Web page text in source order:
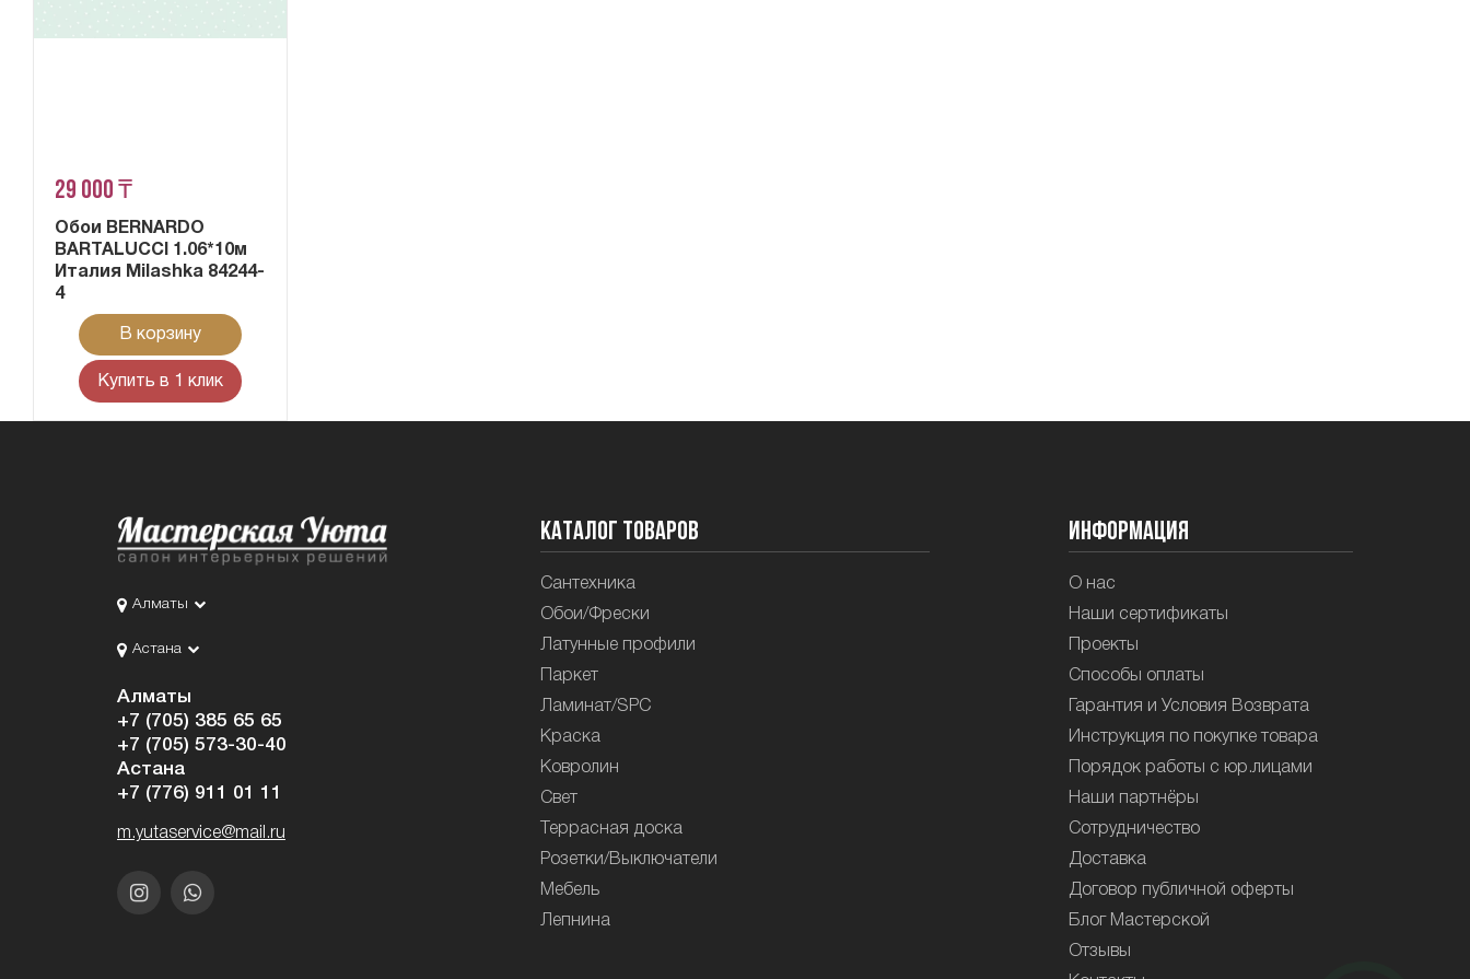
29 000 ₸
Обои BERNARDO
BARTALUCCI 1.06*10м
Италия Milashka 84244-
4
В корзину
Купить в 1 клик
Алматы
Астана
Алматы
+7 (705) 385 65 65
+7 (705) 573-30-40
Астана
+7 (776) 911 01 11
m.yutaservice@mail.ru
Каталог товаров
Сантехника
Обои/Фрески
Латунные профили
Паркет
Ламинат/SPC
Краска
Ковролин
Свет
Террасная доска
Розетки/Выключатели
Мебель
Лепнина
Информация
О нас
Наши сертификаты
Проекты
Способы оплаты
Гарантия и Условия Возврата
Инструкция по покупке товара
Порядок работы с юр.лицами
Наши партнёры
Сотрудничество
Доставка
Договор публичной оферты
Блог Мастерской
Отзывы